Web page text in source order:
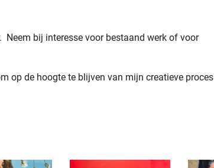
bij interesse voor bestaand werk of voor
op de hoogte te blijven van mijn creatieve proces